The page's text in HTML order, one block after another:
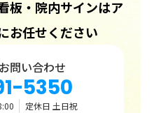
板・院内サインはア
お任せください
問い合わせ
5350
定休日 土日祝